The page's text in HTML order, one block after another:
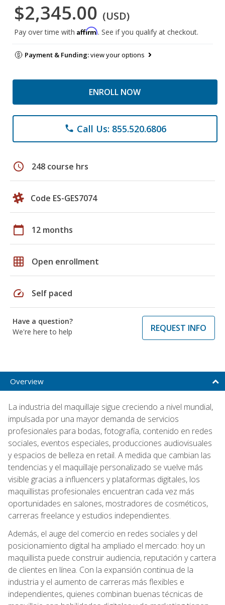
$2,345.00 (USD)
Pay over time with Affirm. See if you qualify at checkout.
Payment & Funding:view your options
ENROLL NOW
phone Call Us: 855.520.6806
schedule 248 course hrs
Code ES-GES7074
calendar_today 12 months
grid_on Open enrollment
speed Self paced
Have a question?
We're here to help
REQUEST INFO
Overview
La industria del maquillaje sigue creciendo a nivel mundial,
impulsada por una mayor demanda de servicios
profesionales para bodas, fotografía, contenido en redes
sociales, eventos especiales, producciones audiovisuales
y espacios de belleza en retail. A medida que cambian las
tendencias y el maquillaje personalizado se vuelve más
visible gracias a influencers y plataformas digitales, los
maquillistas profesionales encuentran cada vez más
oportunidades en salones, mostradores de cosméticos,
carreras freelance y estudios independientes.
Además, el auge del comercio en redes sociales y del
posicionamiento digital ha ampliado el mercado: hoy un
maquillista puede construir audiencia, reputación y cartera
de clientes en línea. Con la expansión continua de la
industria y el aumento de carreras más flexibles e
independientes, quienes combinan buenas técnicas de